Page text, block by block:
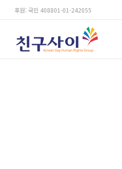
후원: 국민 408801-01-242055